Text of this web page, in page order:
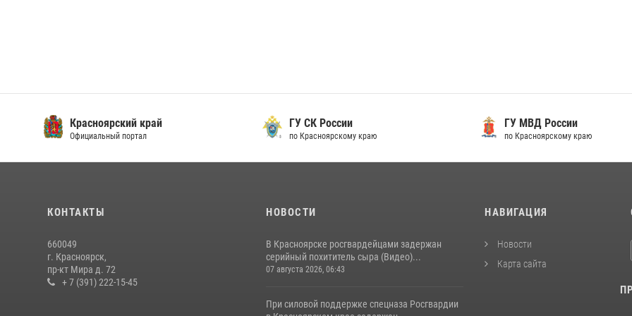
Красноярский край
Официальный портал
ГУ СК России
по Красноярскому краю
ГУ МВД России
по Красноярскому краю
КОНТАКТЫ
660049
г. Красноярск,
пр-кт Мира д. 72
+ 7 (391) 222-15-45
НОВОСТИ
В Красноярске росгвардейцами задержан
серийный похититель сыра (Видео)...
07 августа 2026, 06:43
При силовой поддержке спецназа Росгвардии
НАВИГАЦИЯ
Новости
Карта сайта